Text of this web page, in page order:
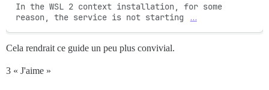
In the WSL 2 context installation, for some
reason, the service is not starting
…
Cela rendrait ce guide un peu plus convivial.
3 « J'aime »